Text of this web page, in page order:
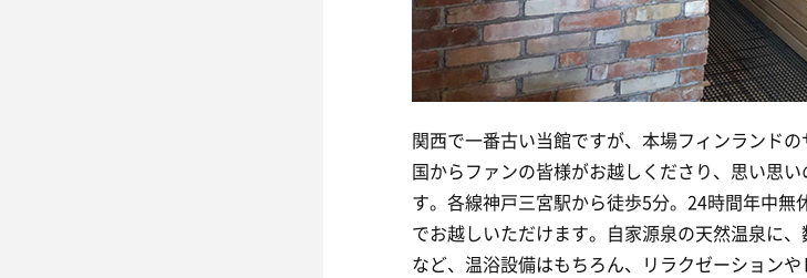
関西で一番古い当館ですが、本場フィンランド
国からファンの皆様がお越しくださり、思い思
す。各線神戸三宮駅から徒歩5分。24時間年中無
でお越しいただけます。自家源泉の天然温泉に
など、温浴設備はもちろん、リラクゼーション